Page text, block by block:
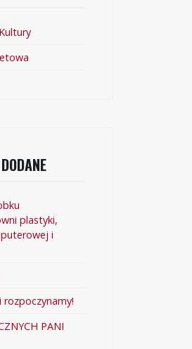
plastyki,
i
PANI